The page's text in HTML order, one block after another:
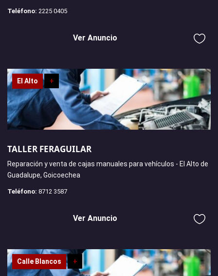
Teléfono: 2225 0405
Ver Anuncio
El Alto +
TALLER FERAGUILAR
Reparación y venta de cajas manuales para vehículos - El Alto de
Guadalupe, Goicoechea
Teléfono: 8712 3587
Ver Anuncio
Calle Blancos +